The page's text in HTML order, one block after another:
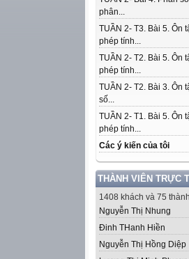
phân...
TUẦN 2- T3. Bài 5. Ôn
phép tính...
TUẦN 2- T2. Bài 5. Ôn
phép tính...
TUẦN 2- T2. Bài 3. Ôn
số...
TUẦN 2- T1. Bài 5. Ôn
phép tính...
Các ý kiến của tôi
THÀNH VIÊN TRỰC
1408 khách và 75
Nguyễn Thị Nhung
Đinh THanh Hiền
Nguyễn Thị Hồng Diệp